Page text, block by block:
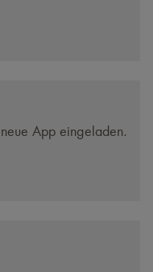
App eingeladen.